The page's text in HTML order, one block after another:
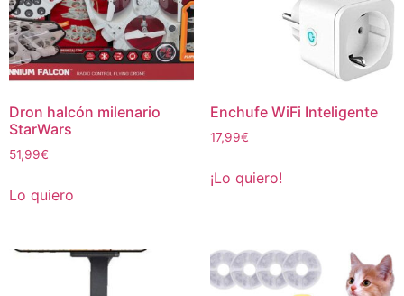
Dron halcón milenario
StarWars
51,99€
Lo quiero
Enchufe WiFi Inteligente
17,99€
¡Lo quiero!